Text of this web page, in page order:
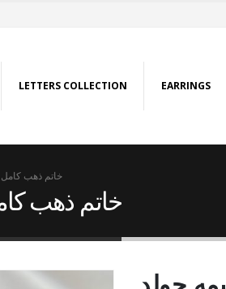
LETTERS COLLECTION EARRINGS
خاتم ذهب كامل عيار 21 من
خاتم ذهب كامل عيار 21